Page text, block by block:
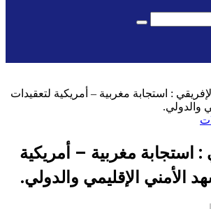
بحث
: استجابة مغربية – أمريكية لتعقيدات
والدولي.
: استجابة مغربية – أمريكية
الأمني الإقليمي والدولي.